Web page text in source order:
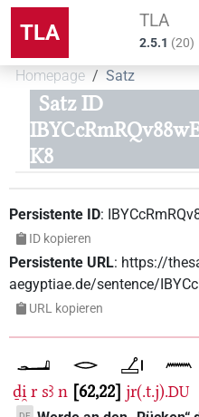
TLA TLA
2.5.1 (20)
Homepage Satz
Satz ID
K8
Persistente ID:
ID kopieren
Persistente URL: https://
aegyptiae.de/sentence/
URL kopieren
ḏi̯ r sꜣ n 62,22 jr(.t.j).DU